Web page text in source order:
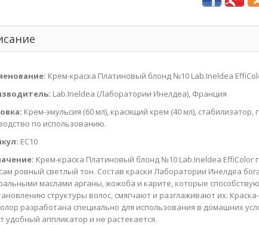
Крем-краска Платиновый блонд №10 Lab.Ineldea
Lab.Ineldea (Лаборатории Инелдеа), Франция
Крем-эмульсия (60 мл), красящий крем (40 мл), стабилизатор,
по использованию.
EC10
Крем-краска Платиновый блонд №10 Lab.Ineldea EffiColor
ровный светлый тон. Состав краски Лаборатории Инелдеа
маслами арганы, жожоба и карите, которые
структуры волос, смягчают и разглаживают их.
разработана специально для использования в домашних
удобный аппликатор и не растекается.